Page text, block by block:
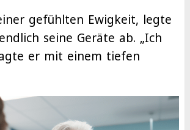
gefühlten Ewigkeit, legte
seine Geräte ab. „Ich
er mit einem tiefen